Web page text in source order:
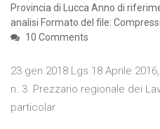
Provincia di Lucca Anno di
analisi Formato del file:
10 Comments
23 gen 2018 Lgs 18 Aprile
n. 3. Prezzario regionale dei
particolar